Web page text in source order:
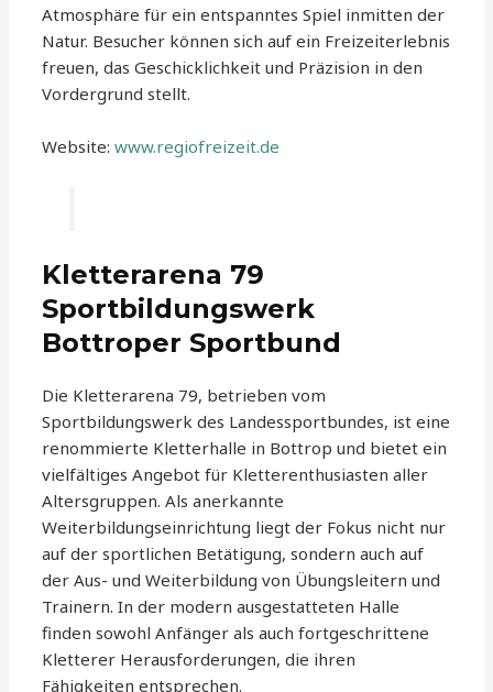
Atmosphäre für ein entspanntes Spiel inmitten der
Natur. Besucher können sich auf ein Freizeiterlebnis
freuen, das Geschicklichkeit und Präzision in den
Vordergrund stellt.
Website:www.regiofreizeit.de
Kletterarena 79
Sportbildungswerk
Bottroper Sportbund
Die Kletterarena 79, betrieben vom
Sportbildungswerk des Landessportbundes, ist eine
renommierte Kletterhalle in Bottrop und bietet ein
vielfältiges Angebot für Kletterenthusiasten aller
Altersgruppen. Als anerkannte
Weiterbildungseinrichtung liegt der Fokus nicht nur
auf der sportlichen Betätigung, sondern auch auf
der Aus- und Weiterbildung von Übungsleitern und
Trainern. In der modern ausgestatteten Halle
finden sowohl Anfänger als auch fortgeschrittene
Kletterer Herausforderungen, die ihren
Fähigkeiten entsprechen.